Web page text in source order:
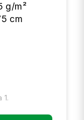
g/m²
cm